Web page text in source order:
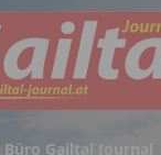
Büro Gailtal Journal